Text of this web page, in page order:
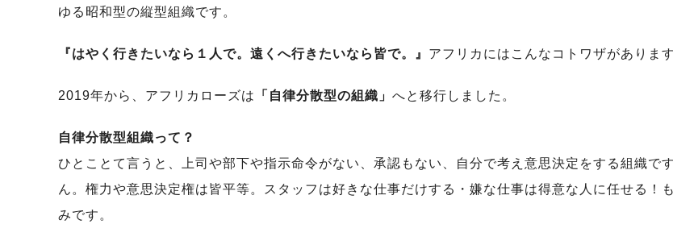
ゆる昭和型の縦型組織です。
『はやく行きたいなら１人で。遠くへ行きたいなら皆で。』 アフリカにはこんなコトワザがあります
2019年から、アフリカローズは 「自律分散型の組織」 へと移行しました。
自律分散型組織って？
ひとことて言うと、上司や部下や指示命令がない、承認もない、自分で考え意思決定をする組織で
ん。権力や意思決定権は皆平等。スタッフは好きな仕事だけする・嫌な仕事は得意な人に任せる！
みです。